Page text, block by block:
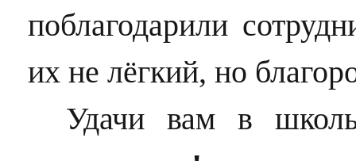
поблагодарили
их не лёгкий, но
Удачи вам в